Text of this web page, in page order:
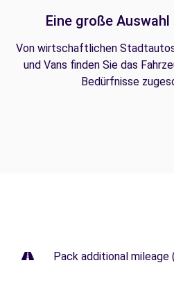
Eine große Auswahl
Von wirtschaftlichen
und Vans finden Sie das
Bedürfnisse
Pack additional mileage